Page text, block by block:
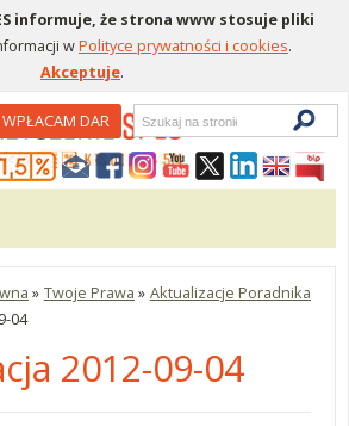
informuje, że strona www stosuje pliki
wPolityce prywatności i cookies.
Akceptuje.
WPŁACAM DAR
Wyszukiwarka
» Twoje Prawa » Aktualizacje Poradnika
04
2012-09-04